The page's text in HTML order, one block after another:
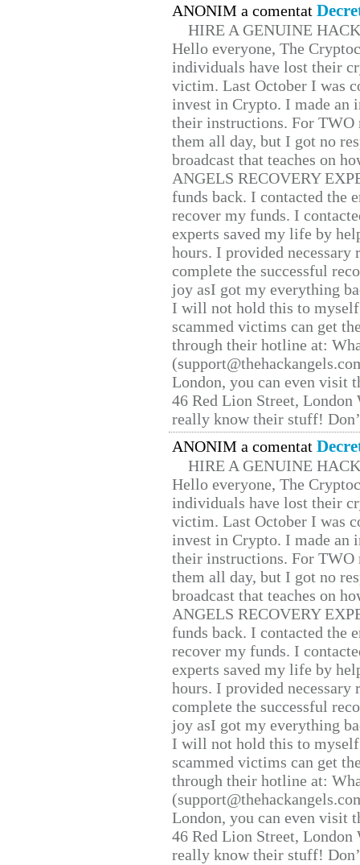
ANONIM a comentat
HIRE A GENUINE
Hello everyone, The
individuals have lost their
victim. Last October I was
invest in Crypto. I made
their instructions. For TWO
them all day, but I got no
broadcast that teaches on
ANGELS RECOVERY
funds back. I contacted the
recover my funds. I
experts saved my life by
hours. I provided
complete the successful
joy asI got my everything
I will not hold this to
scammed victims can get
through their hotline at:
London, you can even visit
46 Red Lion Street, London
really know their stuff!
ANONIM a comentat
HIRE A GENUINE
Hello everyone, The
individuals have lost their
victim. Last October I was
invest in Crypto. I made
their instructions. For TWO
them all day, but I got no
broadcast that teaches on
ANGELS RECOVERY
funds back. I contacted the
recover my funds. I
experts saved my life by
hours. I provided
complete the successful
joy asI got my everything
I will not hold this to
scammed victims can get
through their hotline at:
London, you can even visit
46 Red Lion Street, London
really know their stuff!